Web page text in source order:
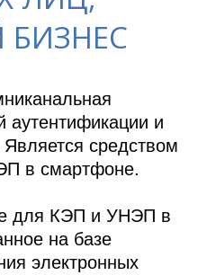
и
средством
в смартфоне.
для КЭП и УНЭП в
на базе
электронных